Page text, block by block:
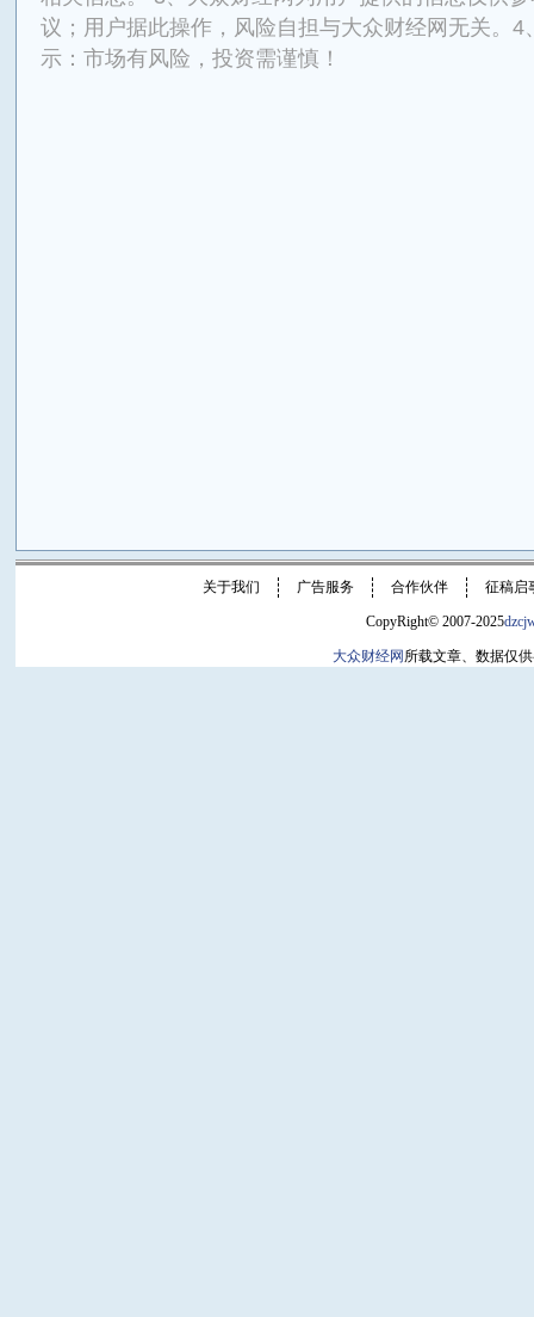
议；用户据此操作，风险自担与大众财经网无关。4
示：市场有风险，投资需谨慎！
关于我们 广告服务 合作伙伴 征稿启
CopyRight© 2007-2025
大众财经网 所载文章、数据仅